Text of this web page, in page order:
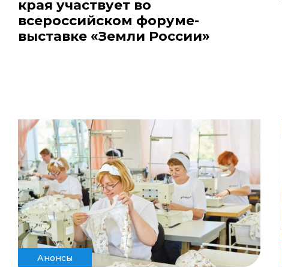
края участвует во
всероссийском форуме-
выставке «Земли России»
Анонсы